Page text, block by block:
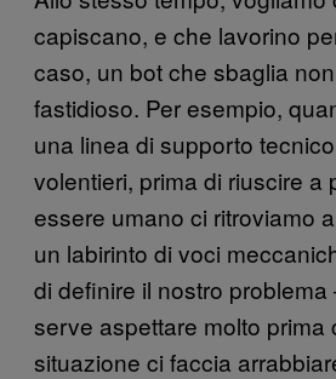
capiscano, e che lavorino
caso, un bot che sbaglia
fastidioso. Per esempio,
una linea di supporto
volentieri, prima di riuscire a
essere umano ci ritroviamo
un labirinto di voci
di definire il nostro
serve aspettare molto prima
situazione ci faccia